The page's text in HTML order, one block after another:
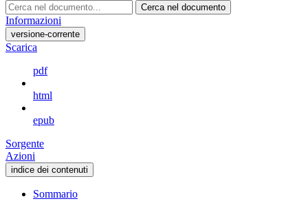
Cerca nel documento
Informazioni
versione-corrente
Scarica
pdf
html
epub
Sorgente
Azioni
indice dei contenuti
Sommario